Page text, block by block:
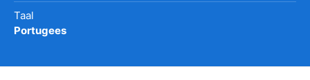
Taal
Portugees